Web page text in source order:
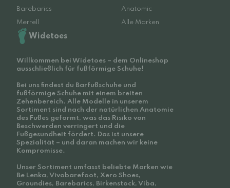
Barebarics
Anatomic
Merrell
Alle Marken
Widetoes
Willkommen bei Widetoes – dem Onlineshop
ausschließlich für fußförmige Schuhe!
Bei uns findest du Barfußschuhe und
fußförmige Schuhe mit einem breiten
Zehenbereich. Alle Modelle in unserem
Sortiment sind nach der natürlichen Anatomie
des Fußes geformt, was das Risiko von
Beschwerden verringert und die
Fußgesundheit fördert. Das ist unsere
Spezialität – und daran machen wir keine
Kompromisse.
Unser Sortiment umfasst beliebte Marken wie
Be Lenka, Vivobarefoot, Xero Shoes,
Groundies, Barebarics, Birkenstock, Viba,